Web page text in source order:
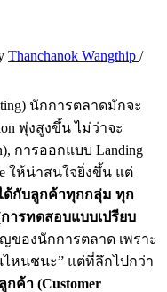
Thanchanok Wangthip /
นักการตลาดมักจะ
พุ่งสูงขึ้น ไม่ว่าจะ
การออกแบบ Landing
ให้น่าสนใจยิ่งขึ้น แต่
ด้กับลูกค้าทุกกลุ่ม ทุก
การทดสอบแบบเปรียบ
ของนักการตลาด เพราะ
ไหนชนะ” แต่ที่ลึกไปกว่า
กค้า (Customer